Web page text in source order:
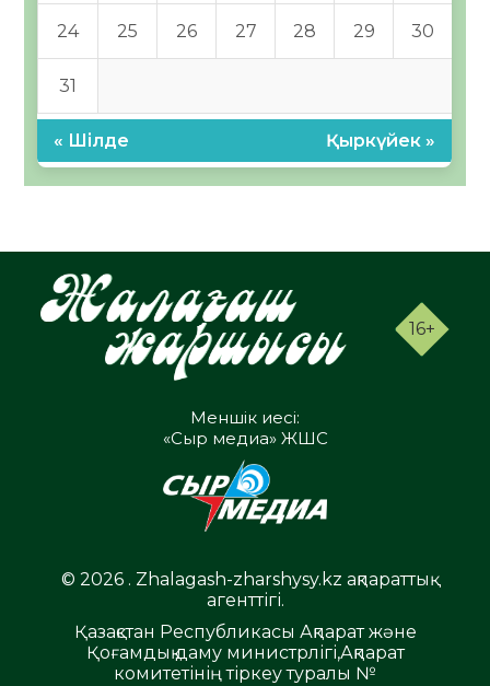
24 25 26 27 28 29 30
31
« Шілде Қыркүйек »
16+
Меншік иесі:
«Сыр медиа» ЖШС
© 2026 . Zhalagash-zharshysy.kz ақпараттық
агенттігі.
Қазақстан Республикасы Ақпарат және
Қоғамдық даму министрлігі,Ақпарат
комитетінің тіркеу туралы №